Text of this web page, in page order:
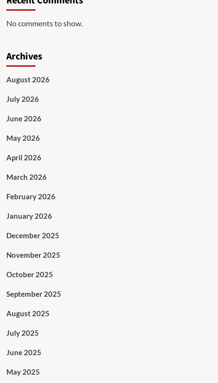
No comments to show.
Archives
August 2026
July 2026
June 2026
May 2026
April 2026
March 2026
February 2026
January 2026
December 2025
November 2025
October 2025
September 2025
August 2025
July 2025
June 2025
May 2025